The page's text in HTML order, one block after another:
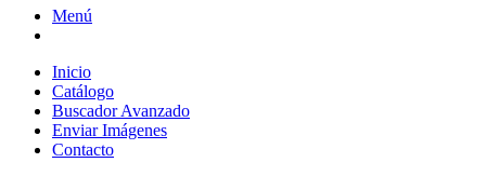
Menú
Inicio
Catálogo
Buscador Avanzado
Enviar Imágenes
Contacto